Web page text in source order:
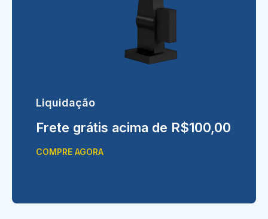
Liquidação
Frete grátis acima de R$100,00
COMPRE AGORA